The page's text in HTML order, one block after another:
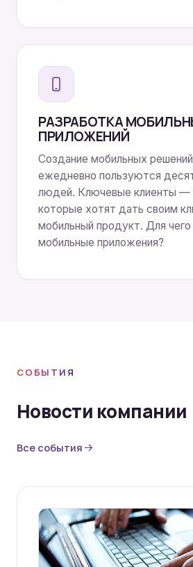
РАЗРАБОТКА
ПРИЛОЖЕНИЙ
Создание мобильных
ежедневно пользуются
людей. Ключевые клиенты —
которые хотят дать своим
мобильный продукт. Для
мобильные приложения?
СОБЫТИЯ
Новости компании
Все события